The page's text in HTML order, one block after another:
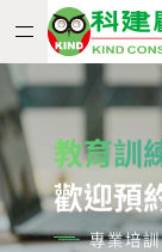
教育訓
歡迎預
專業培